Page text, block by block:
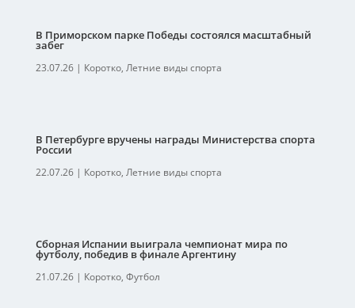
В Приморском парке Победы состоялся масштабный
забег
23.07.26| Коротко, Летние виды спорта
В Петербурге вручены награды Министерства спорта
России
22.07.26| Коротко, Летние виды спорта
Сборная Испании выиграла чемпионат мира по
футболу, победив в финале Аргентину
21.07.26| Коротко, Футбол